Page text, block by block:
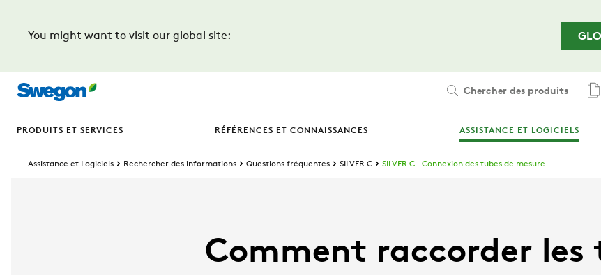
You might want to visit our global site:
Chercher des produits
PRODUITS ET SERVICES RÉFÉRENCES ET CONNAISSANCES ASSISTANCE ET LOGICIELS
Assistance et Logiciels Rechercher des informations Questions fréquentes SILVER C SILVER C – Connexion des tubes de mesure
Comment raccorder les